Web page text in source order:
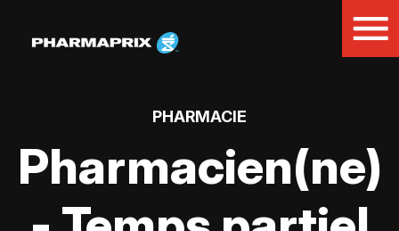
PHARMACIE
Pharmacien(ne)